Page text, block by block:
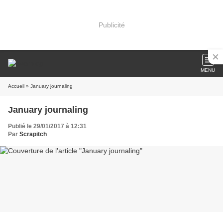
Publicité
MENU
Accueil » January journaling
January journaling
Publié le 29/01/2017 à 12:31
Par Scrapitch